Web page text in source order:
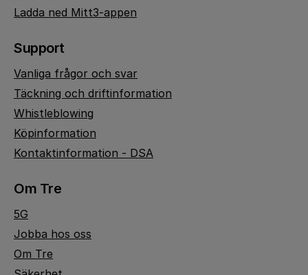
Ladda ned Mitt3-appen
Support
Vanliga frågor och svar
Täckning och driftinformation
Whistleblowing
Köpinformation
Kontaktinformation - DSA
Om Tre
5G
Jobba hos oss
Om Tre